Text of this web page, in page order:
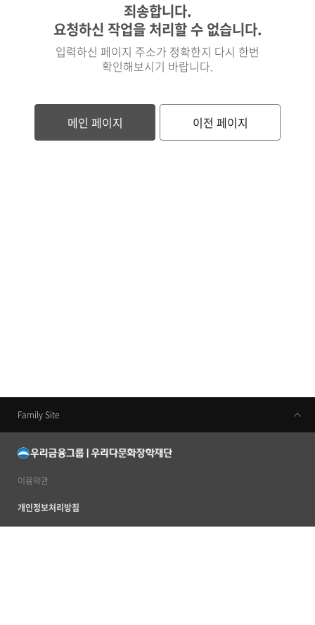
죄송합니다.
요청하신 작업을 처리할 수 없습니다.
입력하신 페이지 주소가 정확한지 다시 한번
확인해보시기 바랍니다.
메인 페이지 이전 페이지
이용약관
개인정보처리방침
Family Site
우리금융지주
우리은행
동양생명
우리카드
우리금융캐피탈